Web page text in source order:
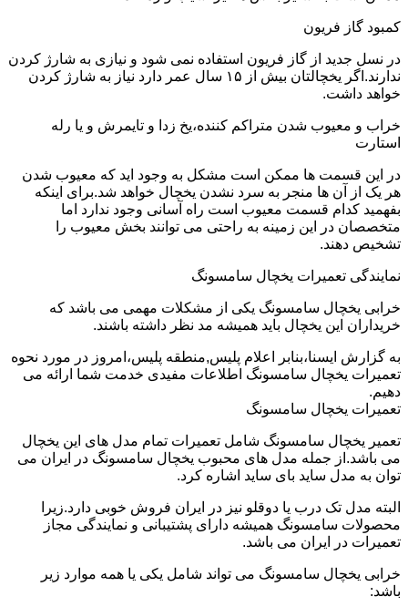
کمبود گاز فریون
در نسل جدید از گاز فریون استفاده نمی شود و نیازی به شارژ کردن
ندارند.اگر یخچالتان بیش از ۱۵ سال عمر دارد نیاز به شارژ کردن
خواهد داشت.
خراب و معیوب شدن متراکم کننده،یخ زدا و تایمرش و یا رله
استارت
در این قسمت ها ممکن است مشکل به وجود اید که معیوب شدن
هر یک از آن ها منجر به سرد نشدن یخچال خواهد شد.برای اینکه
بفهمید کدام قسمت معیوب است راه آسانی وجود ندارد اما
متخصصان در این زمینه به راحتی می توانند بخش معیوب را
تشخیص دهند.
نمایندگی تعمیرات یخچال سامسونگ
خرابی یخچال سامسونگ یکی از مشکلات مهمی می باشد که
خریداران این یخچال باید همیشه مد نظر داشته باشند.
به گزارش ایسنا،بنابر اعلام پلیس,منطقه پلیس،امروز در مورد نحوه
تعمیرات یخچال سامسونگ اطلاعات مفیدی خدمت شما ارائه می
دهیم.
تعمیرات یخچال سامسونگ
تعمیر یخچال سامسونگ شامل تعمیرات تمام مدل های این یخچال
می باشد.از جمله مدل های محبوب یخچال سامسونگ در ایران می
توان به مدل ساید بای ساید اشاره کرد.
البته مدل تک درب یا دوقلو نیز در ایران فروش خوبی دارد.زیرا
محصولات سامسونگ همیشه دارای پشتیبانی و نمایندگی مجاز
تعمیرات در ایران می باشد.
خرابی یخچال سامسونگ می تواند شامل یکی یا همه موارد زیر
باشد: